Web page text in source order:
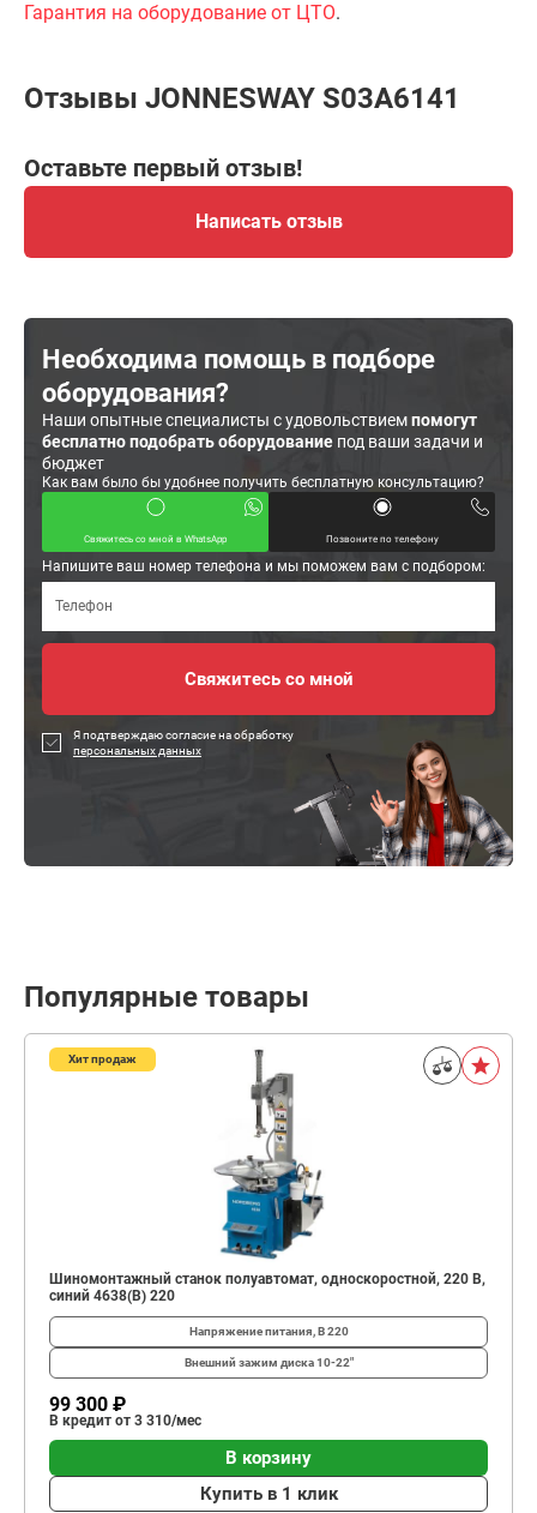
Гарантия на оборудование от ЦТО.
Отзывы JONNESWAY S03A6141
Оставьте первый отзыв!
Написать отзыв
Необходима помощь в подборе
оборудования?
Наши опытные специалисты с удовольствиемпомогут
бесплатно подобрать оборудование под ваши задачи и
бюджет
Как вам было бы удобнее получить бесплатную консультацию?
Свяжитесь со мной в WhatsApp Позвоните по телефону
Напишите ваш номер телефона и мы поможем вам с подбором:
Я подтверждаю согласие на обработку
персональных данных
Популярные товары
Хит продаж
Шиномонтажный станок полуавтомат, односкоростной, 220 В,
синий 4638(B) 220
Напряжение питания, В220
Внешний зажим диска10-22"
99 300 ₽
В кредит от 3 310/мес
В корзину
Купить в 1 клик